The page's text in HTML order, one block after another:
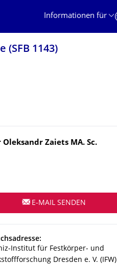
Informationen für
1143)
Oleksandr Zaiets MA. Sc.
E-MAIL SENDEN
Institut für Festkörper- und
Dresden e. V. (IFW)